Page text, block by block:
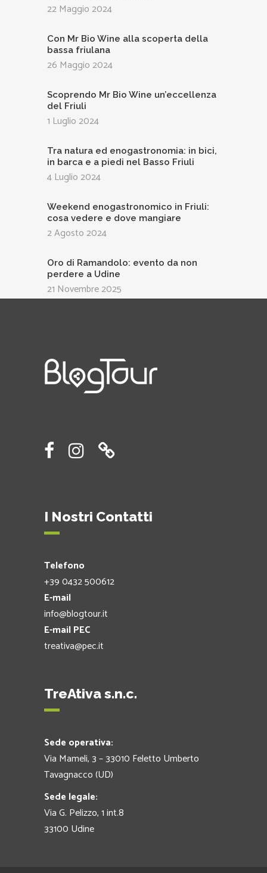
22 Maggio 2024
Con Mr Bio Wine alla scoperta della
bassa friulana
26 Maggio 2024
Scoprendo Mr Bio Wine un’eccellenza
del Friuli
1 Luglio 2024
Tra natura ed enogastronomia: in bici,
in barca e a piedi nel Basso Friuli
4 Luglio 2024
Weekend enogastronomico in Friuli:
cosa vedere e dove mangiare
2 Agosto 2024
Oro di Ramandolo: evento da non
perdere a Udine
21 Novembre 2025
I Nostri Contatti
Telefono
+39 0432 500612
E-mail
info@blogtour.it
E-mail PEC
treativa@pec.it
TreAtiva s.n.c.
Sede operativa:
Via Mameli, 3 – 33010 Feletto Umberto
Tavagnacco (UD)
Sede legale:
Via G. Pelizzo, 1 int.8
33100 Udine